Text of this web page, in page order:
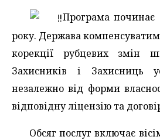
Програма починає
року. Держава
корекції рубцевих змін
Захисників і Захисниць
незалежно від форми
відповідну ліцензію та
Обсяг послуг включає